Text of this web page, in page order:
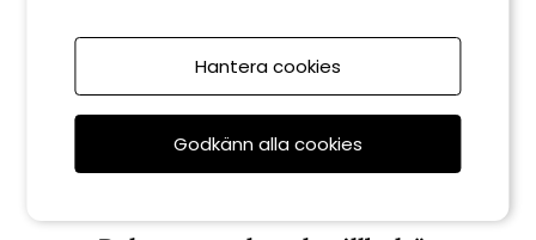
Stålboll för stekhäll
Hantera cookies
Godkänn alla cookies